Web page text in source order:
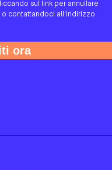
sul link per annullare
o contattandoci all'indirizzo
ora